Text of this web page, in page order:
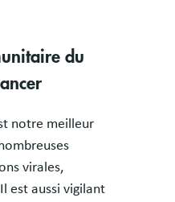
du
notre meilleur
virales,
est aussi vigilant